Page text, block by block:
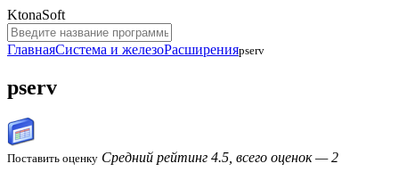
KtonaSoft
ГлавнаяСистема и железоРасширенияpserv
pserv
Поставить оценку Средний рейтинг 4.5, всего оценок — 2